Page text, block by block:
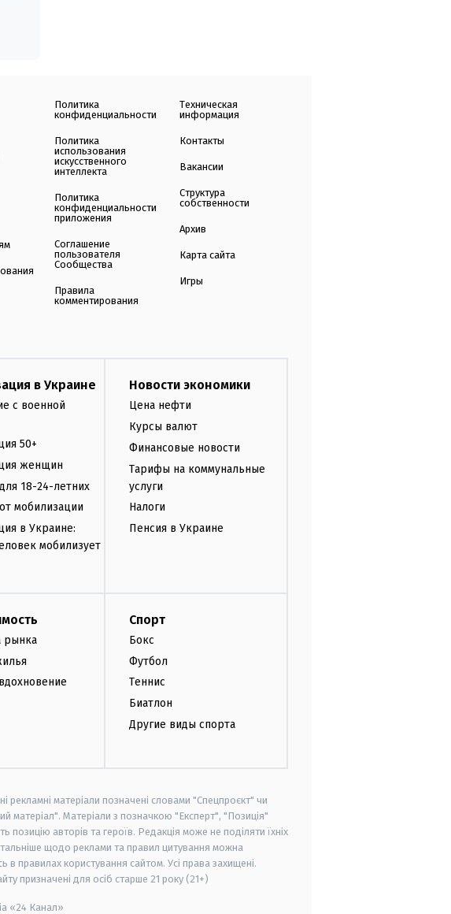
Политика
конфиденциальности
Политика
использования
искусственного
интеллекта
Политика
конфиденциальности
приложения
Соглашение
пользователя
Сообщества
Правила
комментирования
Техническая
информация
Контакты
Вакансии
Структура
собственности
Архив
Карта сайта
Игры
в Украине
с военной
50+
женщин
18-24-летних
мобилизации
в Украине:
мобилизует
Новости экономики
Цена нефти
Курсы валют
Финансовые новости
Тарифы на коммунальные
услуги
Налоги
Пенсия в Украине
рынка
Спорт
Бокс
Футбол
Теннис
Биатлон
Другие виды спорта
рекламні матеріали позначені словами "Спецпроєкт" чи
матеріал". Матеріали з позначкою "Експерт", "Позиція"
позицію авторів та героїв. Редакція може не поділяти їхніх
щодо реклами та правил цитування можна
в правилах користування сайтом. Усі права захищені.
призначені для осіб старше 21 року (21+)
«24 Канал»